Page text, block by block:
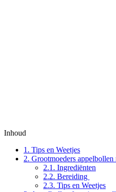
Inhoud
1. Tips en Weetjes
2. Grootmoeders appelbollen
2.1. Ingrediënten
2.2. Bereiding
2.3. Tips en Weetjes